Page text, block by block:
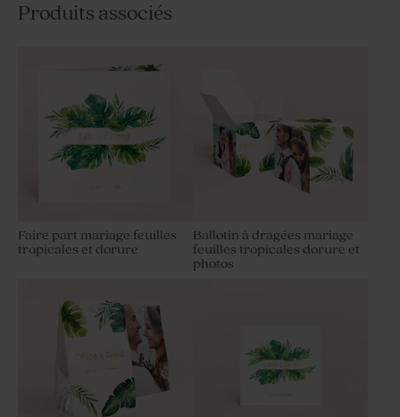
Produits associés
Faire part mariage feuilles
tropicales et dorure
Ballotin à dragées mariage
feuilles tropicales dorure et
photos